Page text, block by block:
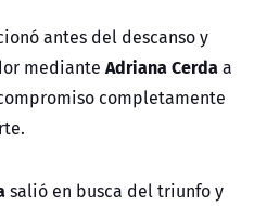
antes del descanso y
mediante Adriana Cerdaa
completamente
salió en busca del triunfo y